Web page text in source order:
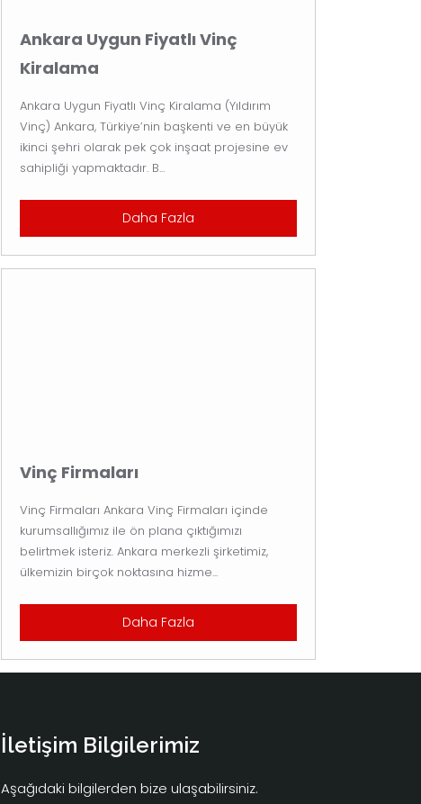
Ankara Uygun Fiyatlı Vinç
Kiralama
Ankara Uygun Fiyatlı Vinç Kiralama (Yıldırım
Vinç) Ankara, Türkiye’nin başkenti ve en büyük
ikinci şehri olarak pek çok inşaat projesine ev
sahipliği yapmaktadır. B...
Daha Fazla
Vinç Firmaları
Vinç Firmaları Ankara Vinç Firmaları içinde
kurumsallığımız ile ön plana çıktığımızı
belirtmek isteriz. Ankara merkezli şirketimiz,
ülkemizin birçok noktasına hizme...
Daha Fazla
İletişim Bilgilerimiz
Aşağıdaki bilgilerden bize ulaşabilirsiniz.